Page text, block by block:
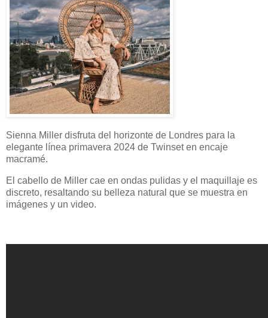
Sienna Miller disfruta del horizonte de Londres para la
elegante línea primavera 2024 de Twinset en encaje
macramé.
El cabello de Miller cae en ondas pulidas y el maquillaje es
discreto, resaltando su belleza natural que se muestra en
imágenes y un video.